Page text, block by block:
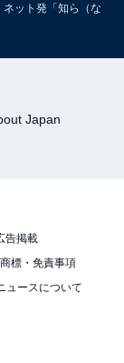
ット発「知ら（な
Japan
告掲載
標・免責事項
ュースについて